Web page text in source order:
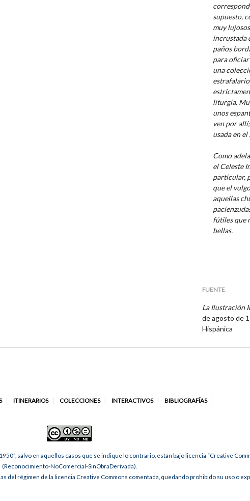
supuesto,
muy
incrustada
paños
para
una
liturgia.
unos
ven por
usada en el
Como
el Celeste
particular,
que el
aquellas
fútiles que
bellas.
FUENTE
La Ilustración
de agosto de
Hispánica
ITINERARIOS COLECCIONES INTERACTIVOS BIBLIOGRAFÍAS
salvo en aquellos casos que se indique lo contrario, están bajo licencia “Creative
(Reconocimiento-NoComercial-SinObraDerivada).
del régimen de la licencia Creative Commons comentada, quedando prohibido su uso o